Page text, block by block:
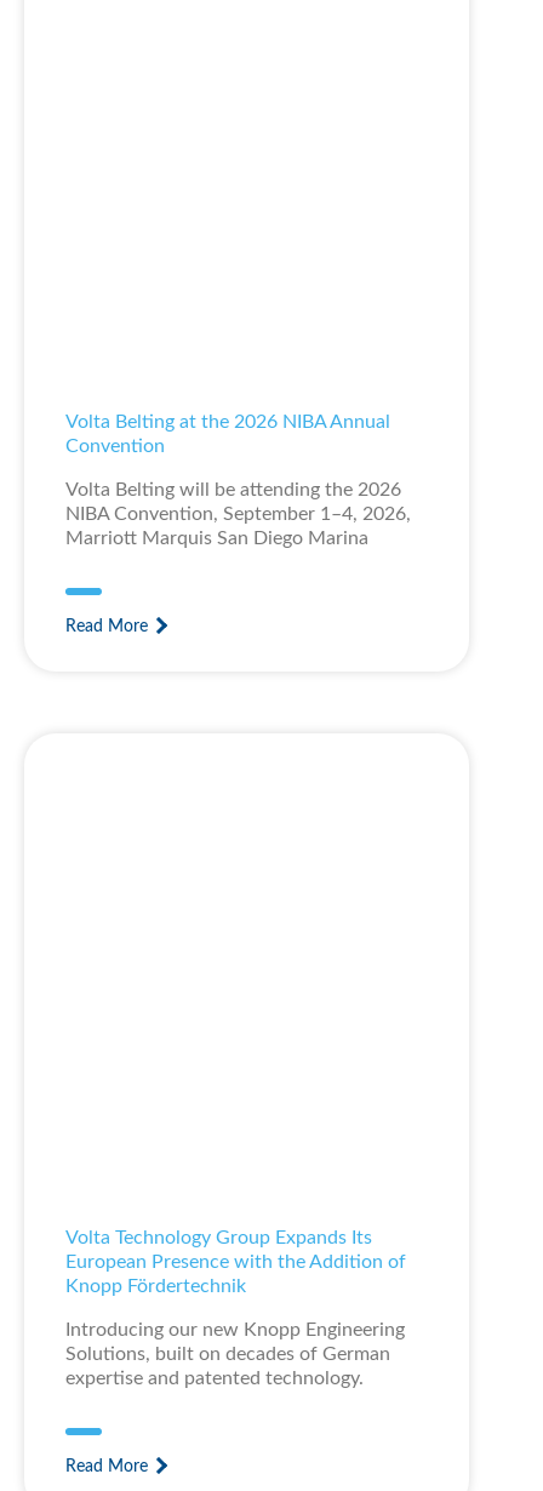
Volta Belting at the 2026 NIBA Annual
Convention
Volta Belting will be attending the 2026
NIBA Convention, September 1–4, 2026,
Marriott Marquis San Diego Marina
Read More
Volta Technology Group Expands Its
European Presence with the Addition of
Knopp Fördertechnik
Introducing our new Knopp Engineering
Solutions, built on decades of German
expertise and patented technology.
Read More